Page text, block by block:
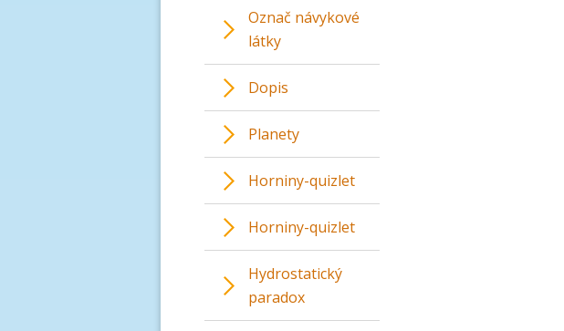
Označ návykové
látky
Dopis
Planety
Horniny-quizlet
Horniny-quizlet
Hydrostatický
paradox